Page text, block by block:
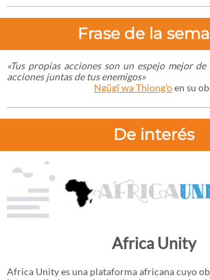
Frase de la
«Tus propias acciones son un espejo mejor
acciones juntas de tus enemigos»
Ngũgĩ wa Thiong'oen su
De interés
Africa Unity
Africa Unity es una plataforma africana cuyo